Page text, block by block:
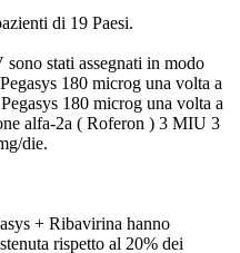
di 19 Paesi.
stati assegnati in modo
180 microg una volta a
180 microg una volta a
alfa-2a ( Roferon ) 3 MIU 3
die.
+ Ribavirina hanno
rispetto al 20% dei